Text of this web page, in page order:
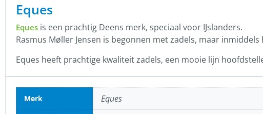
Eques
Eques is een prachtig Deens merk, speciaal voor IJslanders.
Rasmus Møller Jensen is begonnen met zadels, maar
Eques heeft prachtige kwaliteit zadels, een mooie lijn
Merk Eques